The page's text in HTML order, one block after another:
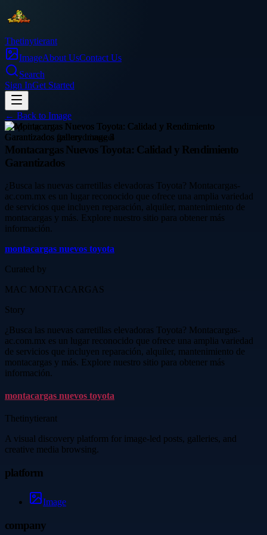
Thetinytierant
ImageAbout UsContact Us
Search
Sign InGet Started
← Back to Image
shopping
Montacargas Nuevos Toyota: Calidad y Rendimiento
Garantizados
¿Busca las nuevas carretillas elevadoras Toyota? Montacargas-
ac.com.mx es un lugar reconocido que ofrece una amplia variedad
de servicios que incluyen reparación, alquiler, mantenimiento de
montacargas y más. Explore nuestro sitio para obtener más
información.
montacargas nuevos toyota
Curated by
MAC MONTACARGAS
Story
¿Busca las nuevas carretillas elevadoras Toyota? Montacargas-
ac.com.mx es un lugar reconocido que ofrece una amplia variedad
de servicios que incluyen reparación, alquiler, mantenimiento de
montacargas y más. Explore nuestro sitio para obtener más
información.
montacargas nuevos toyota
Thetinytierant
A visual discovery platform for image-led posts, galleries, and
creative media browsing.
platform
Image
company